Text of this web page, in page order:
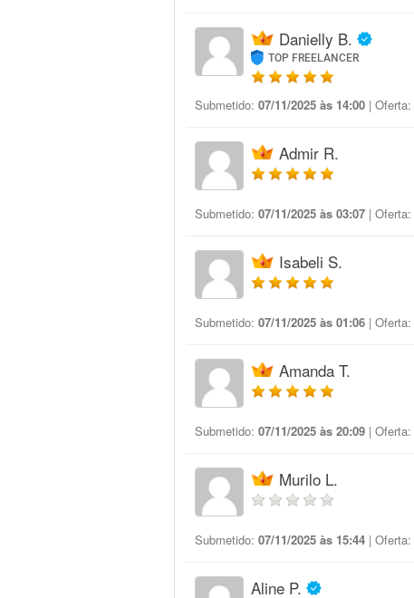
Danielly B.
TOP FREELANCER
Submetido: 07/11/2025 às 14:00 | Oferta:
Admir R.
Submetido: 07/11/2025 às 03:07 | Oferta:
Isabeli S.
Submetido: 07/11/2025 às 01:06 | Oferta:
Amanda T.
Submetido: 07/11/2025 às 20:09 | Oferta:
Murilo L.
Submetido: 07/11/2025 às 15:44 | Oferta:
Aline P.